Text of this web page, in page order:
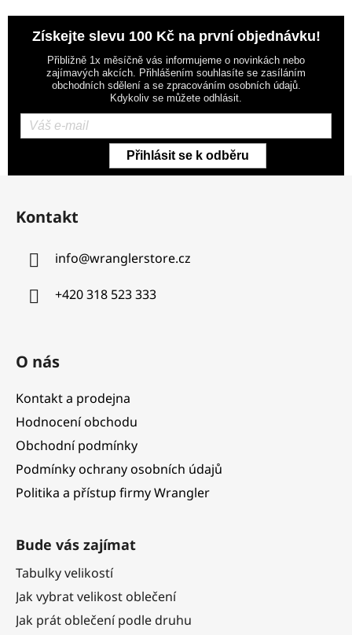
Získejte slevu 100 Kč na první objednávku!
Přibližně 1x měsíčně vás informujeme o novinkách nebo
zajímavých akcích. Přihlášením souhlasíte se zasíláním
obchodních sdělení a se zpracováním osobních údajů.
Kdykoliv se můžete odhlásit.
Přihlásit se k odběru
Z
Kontakt
info@wranglerstore.cz
+420 318 523 333
O nás
Kontakt a prodejna
Hodnocení obchodu
Obchodní podmínky
Podmínky ochrany osobních údajů
Politika a přístup firmy Wrangler
Bude vás zajímat
Tabulky velikostí
Jak vybrat velikost oblečení
Jak prát oblečení podle druhu